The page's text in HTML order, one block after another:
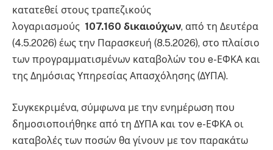
κατατεθεί στους τραπεζικούς
λογαριασμούς 107.160 δικαιούχων, από τη Δευτέρα
(4.5.2026) έως την Παρασκευή (8.5.2026), στο πλαίσιο
των προγραμματισμένων καταβολών του e-ΕΦΚΑ και
της Δημόσιας Υπηρεσίας Απασχόλησης (ΔΥΠΑ).
Συγκεκριμένα, σύμφωνα με την ενημέρωση που
δημοσιοποιήθηκε από τη ΔΥΠΑ και τον e-ΕΦΚΑ οι
καταβολές των ποσών θα γίνουν με τον παρακάτω